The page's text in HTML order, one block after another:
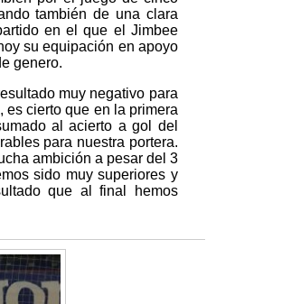
también de una clara
en el que el Jimbee
su equipación en apoyo
genero.
muy negativo para
es cierto que en la primera
al acierto a gol del
para nuestra portera.
ambición a pesar del 3
sido muy superiores y
que al final hemos